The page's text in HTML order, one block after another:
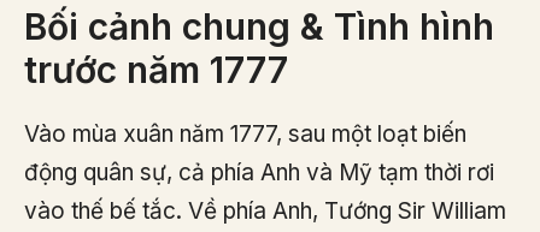
Bối cảnh chung & Tình hình
trước năm 1777
Vào mùa xuân năm 1777, sau một loạt biến
động quân sự, cả phía Anh và Mỹ tạm thời rơi
vào thế bế tắc. Về phía Anh, Tướng Sir William